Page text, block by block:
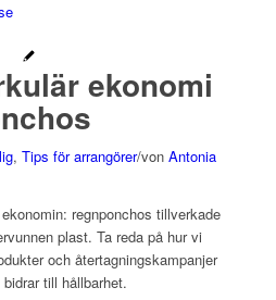
ekonomi
, Tips för arrangörer/von Antonia
regnponchos tillverkade
plast. Ta reda på hur vi
och återtagningskampanjer
till hållbarhet.